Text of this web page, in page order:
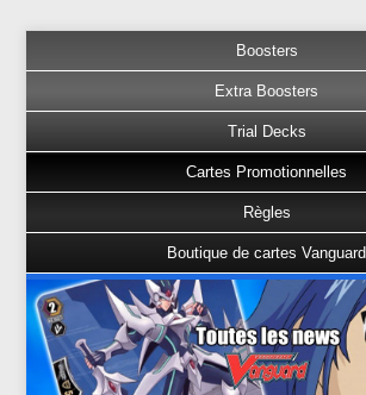
Boosters
Extra Boosters
Trial Decks
Cartes Promotionnelles
Règles
Boutique de cartes Vanguard